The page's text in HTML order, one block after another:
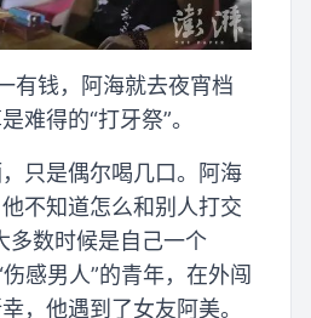
有钱，阿海就去夜宵档
难得的“打牙祭”。
只是偶尔喝几口。阿海
不知道怎么和别人打交
多数时候是自己一个
感男人”的青年，在外闯
，他遇到了女友阿美。